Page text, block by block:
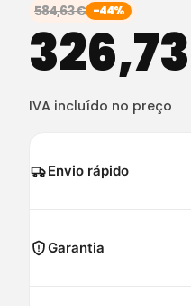
584,63€ -44%
326,73
IVA incluído no preço
Envio rápido
Garantia